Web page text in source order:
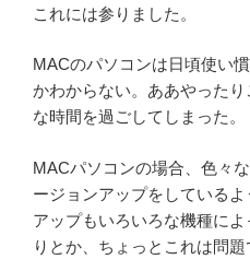
これには参りました。
MACのパソコンは日頃使い
かわからない。ああやった
な時間を過ごしてしまった。
MACパソコンの場合、色々
ージョンアップをしている
アップもいろいろな機種に
りとか、ちょっとこれは問題